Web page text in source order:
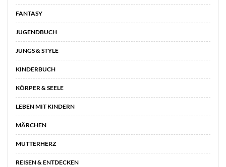
FANTASY
JUGENDBUCH
JUNGS & STYLE
KINDERBUCH
KÖRPER & SEELE
LEBEN MIT KINDERN
MÄRCHEN
MUTTERHERZ
REISEN & ENTDECKEN